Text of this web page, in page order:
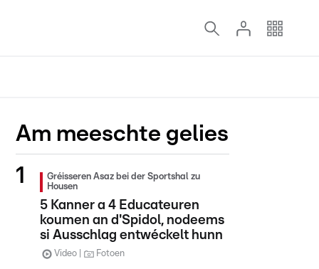
Am meeschte gelies
Gréisseren Asaz bei der Sportshal zu
Housen
5 Kanner a 4 Educateuren
koumen an d'Spidol, nodeems
si Ausschlag entwéckelt hunn
Video Fotoen